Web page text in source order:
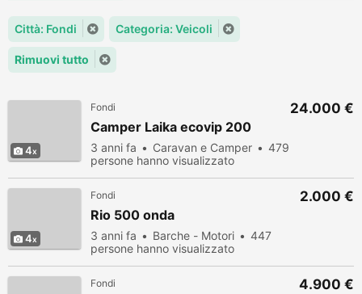
Città: Fondi Categoria: Veicoli
Rimuovi tutto
4
Fondi
Camper Laika ecovip 200
3 anni fa Caravan e Camper
479
persone hanno visualizzato
24.000 €
4
Fondi
Rio 500 onda
3 anni fa Barche - Motori
447
persone hanno visualizzato
2.000 €
Fondi 4.900 €